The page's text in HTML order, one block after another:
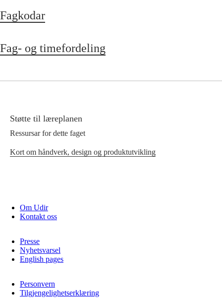
Fagkodar
Fag- og timefordeling
Støtte til læreplanen
Ressursar for dette faget
Kort om håndverk, design og produktutvikling
Om Udir
Kontakt oss
Presse
Nyhetsvarsel
English pages
Personvern
Tilgjengelighetserklæring